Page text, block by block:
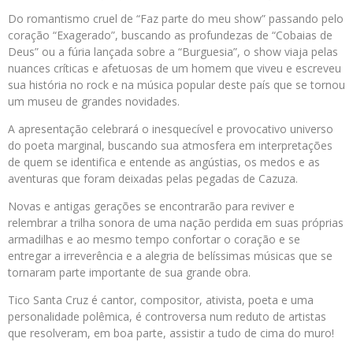
Do romantismo cruel de “Faz parte do meu show” passando pelo
coração “Exagerado”, buscando as profundezas de “Cobaias de
Deus” ou a fúria lançada sobre a “Burguesia”, o show viaja pelas
nuances críticas e afetuosas de um homem que viveu e escreveu
sua história no rock e na música popular deste país que se tornou
um museu de grandes novidades.
A apresentação celebrará o inesquecível e provocativo universo
do poeta marginal, buscando sua atmosfera em interpretações
de quem se identifica e entende as angústias, os medos e as
aventuras que foram deixadas pelas pegadas de Cazuza.
Novas e antigas gerações se encontrarão para reviver e
relembrar a trilha sonora de uma nação perdida em suas próprias
armadilhas e ao mesmo tempo confortar o coração e se
entregar a irreverência e a alegria de belíssimas músicas que se
tornaram parte importante de sua grande obra.
Tico Santa Cruz é cantor, compositor, ativista, poeta e uma
personalidade polêmica, é controversa num reduto de artistas
que resolveram, em boa parte, assistir a tudo de cima do muro!